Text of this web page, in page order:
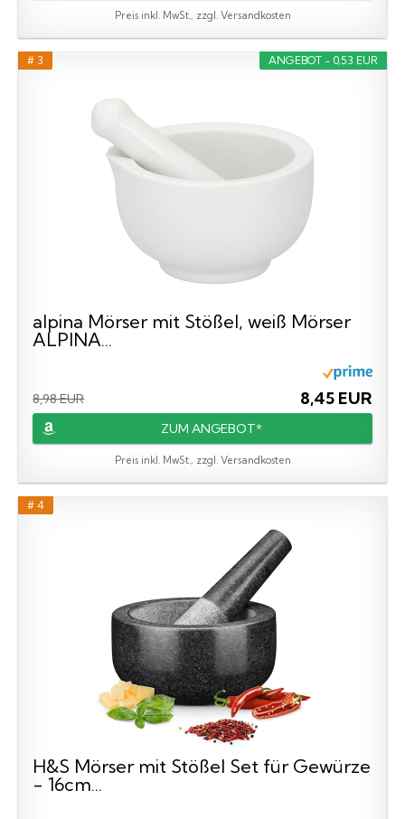
Preis inkl. MwSt., zzgl. Versandkosten
ANGEBOT - 0,53 EUR
# 3
alpina Mörser mit Stößel, weiß Mörser
ALPINA...
8,98 EUR 8,45 EUR
ZUM ANGEBOT*
Preis inkl. MwSt., zzgl. Versandkosten
# 4
H&S Mörser mit Stößel Set für Gewürze
- 16cm...